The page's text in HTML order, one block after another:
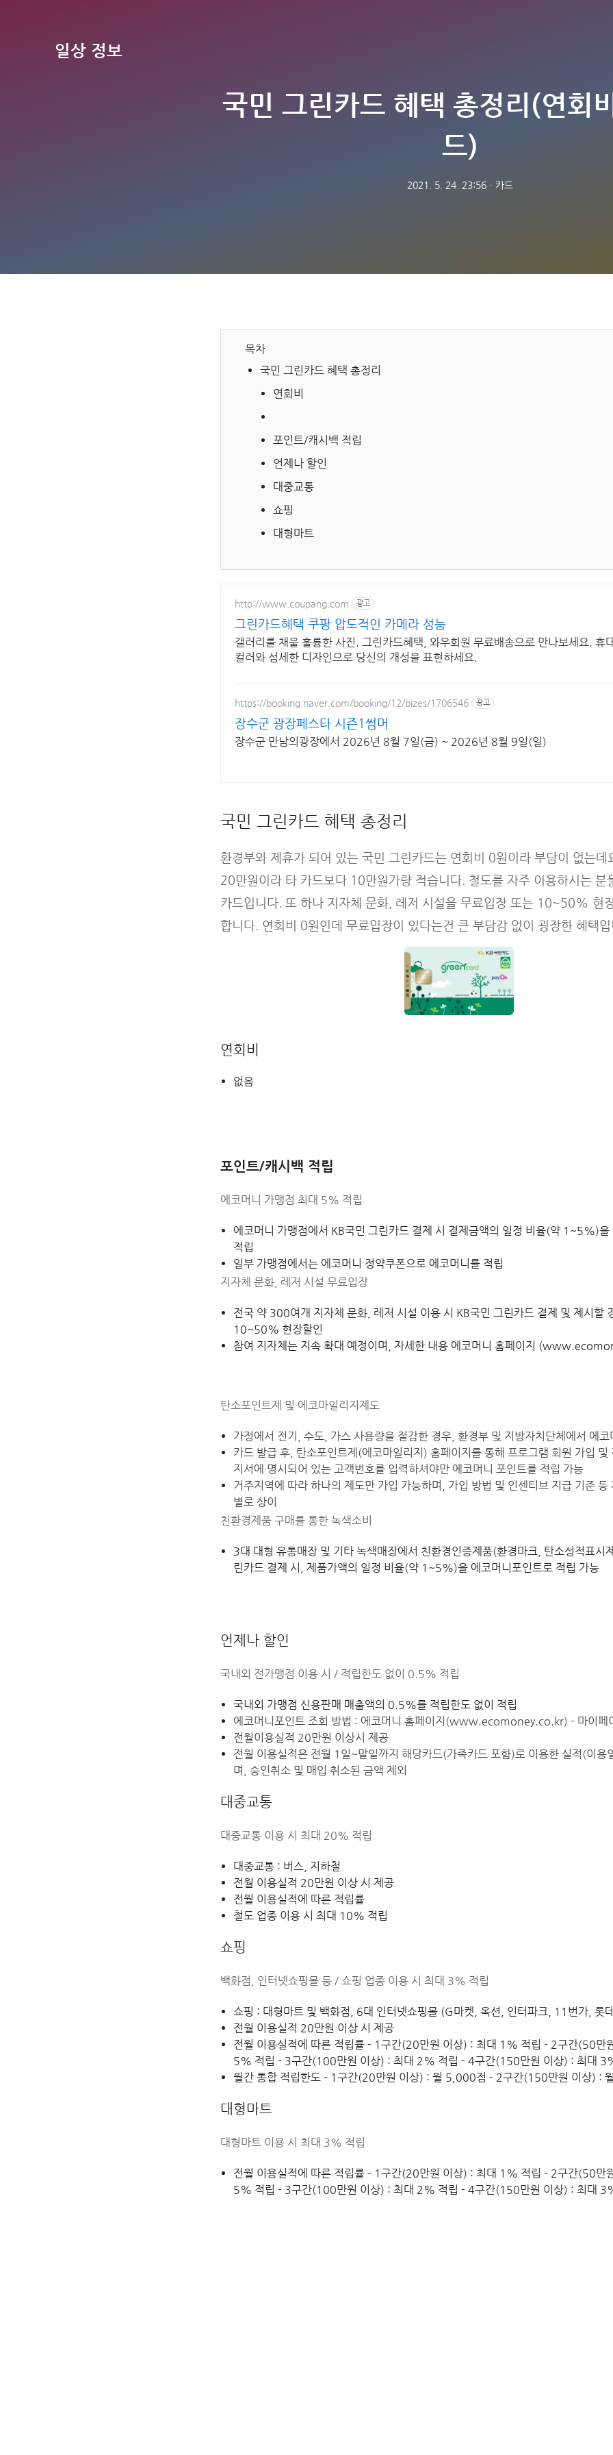
일상 정보
국민 그린카드 혜택 총정리(연회
드)
2021. 5. 24. 23:56ㆍ 카드
목차
국민 그린카드 혜택 총정리
연회비
포인트/캐시백 적립
언제나 할인
대중교통
쇼핑
대형마트
http://www.coupang.com 광고
그린카드혜택 쿠팡 압도적인 카메라 성능
갤러리를 채울 훌륭한 사진. 그린카드혜택, 와우회원 무료배송으로 만나보세요. 휴
컬러와 섬세한 디자인으로 당신의 개성을 표현하세요.
https://booking.naver.com/booking/12/bizes/1706546 광고
장수군 광장페스타 시즌1썸머
장수군 만남의광장에서 2026년 8월 7일(금) ~ 2026년 8월 9일(일)
국민 그린카드 혜택 총정리
환경부와 제휴가 되어 있는 국민 그린카드는 연회비 0원이라 부담이 없는데
20만원이라 타 카드보다 10만원가량 적습니다. 철도를 자주 이용하시는 분
카드입니다. 또 하나 지자체 문화, 레저 시설을 무료입장 또는 10~50% 현
합니다. 연회비 0원인데 무료입장이 있다는건 큰 부담감 없이 굉장한 혜택
연회비
없음
포인트/캐시백 적립
에코머니 가맹점 최대 5% 적립
에코머니 가맹점에서 KB국민 그린카드 결제 시 결제금액의 일정 비율(약 1~5%)을
적립
일부 가맹점에서는 에코머니 정약쿠폰으로 에코머니를 적립
지자체 문화, 레저 시설 무료입장
전국 약 300여개 지자체 문화, 레저 시설 이용 시 KB국민 그린카드 결제 및 제시할
10~50% 현장할인
참여 지자체는 지속 확대 예정이며, 자세한 내용 에코머니 홈페이지
탄소포인트제 및 에코마일리지제도
가정에서 전기, 수도, 가스 사용량을 절감한 경우, 환경부 및 지방자치단체에서 에
카드 발급 후, 탄소포인트제(에코마일리지) 홈페이지를 통해 프로그램 회원 가입 및
지서에 명시되어 있는 고객번호를 입력하셔야만 에코머니 포인트를 적립 가능
거주지역에 따라 하나의 제도만 가입 가능하며, 가입 방법 및 인센티브 지급 기준 등
별로 상이
친환경제품 구매를 통한 녹색소비
3대 대형 유통매장 및 기타 녹색매장에서 친환경인증제품(환경마크, 탄소성적표시
린카드 결제 시, 제품가액의 일정 비율(약 1~5%)을 에코머니포인트로 적립 가능
언제나 할인
국내외 전가맹점 이용 시 / 적립한도 없이 0.5% 적립
국내외 가맹점 신용판매 매출액의 0.5%를 적립한도 없이 적립
에코머니포인트 조회 방법 : 에코머니 홈페이지(www.ecomoney.co.kr) - 마이페
전월이용실적 20만원 이상시 제공
전월 이용실적은 전월 1일~말일까지 해당카드(가족카드 포함)로 이용한 실적(이용
며, 승인취소 및 매입 취소된 금액 제외
대중교통
대중교통 이용 시 최대 20% 적립
대중교통 : 버스, 지하철
전월 이용실적 20만원 이상 시 제공
전월 이용실적에 따른 적립률
철도 업종 이용 시 최대 10% 적립
쇼핑
백화점, 인터넷쇼핑몰 등 / 쇼핑 업종 이용 시 최대 3% 적립
쇼핑 : 대형마트 및 백화점, 6대 인터넷쇼핑몰 (G마켓, 옥션, 인터파크, 11번가, 롯
전월 이용실적 20만원 이상 시 제공
전월 이용실적에 따른 적립률 - 1구간(20만원 이상) : 최대 1% 적립 - 2구간(50만
5% 적립 - 3구간(100만원 이상) : 최대 2% 적립 - 4구간(150만원 이상) : 최대
월간 통합 적립한도 - 1구간(20만원 이상) : 월 5,000점 - 2구간(150만원 이상) :
대형마트
대형마트 이용 시 최대 3% 적립
전월 이용실적에 따른 적립률 - 1구간(20만원 이상) : 최대 1% 적립 - 2구간(50만
5% 적립 - 3구간(100만원 이상) : 최대 2% 적립 - 4구간(150만원 이상) : 최대